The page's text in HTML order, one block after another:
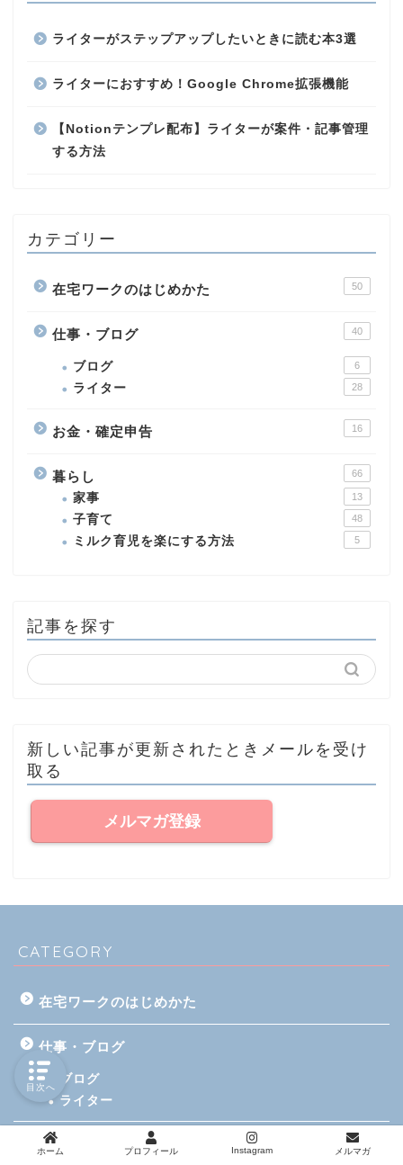
ライターがステップアップしたいときに読む本3選
ライターにおすすめ！Google Chrome拡張機能
【Notionテンプレ配布】ライターが案件・記事管理
する方法
カテゴリー
在宅ワークのはじめかた 50
仕事・ブログ 40
ブログ 6
ライター 28
お金・確定申告 16
暮らし 66
家事 13
子育て 48
ミルク育児を楽にする方法 5
記事を探す
新しい記事が更新されたときメールを受け
取る
メルマガ登録
CATEGORY
在宅ワークのはじめかた
仕事・ブログ
ブログ
ライター
お金・確定申告
ホーム プロフィール Instagram メルマガ
目次へ